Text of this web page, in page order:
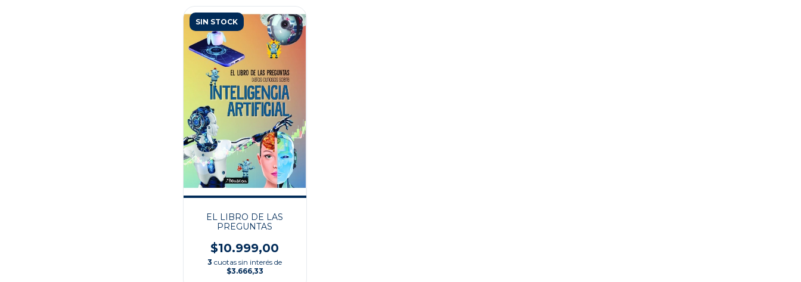
SIN STOCK
EL LIBRO DE LAS
PREGUNTAS
$10.999,00
3 cuotas sin interés de
$3.666,33